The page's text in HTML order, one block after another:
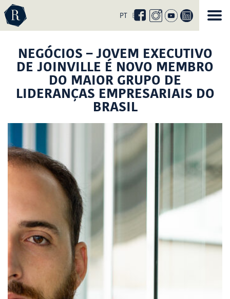
nossa
página
no
PT EN
NEGÓCIOS – JOVEM EXECUTIVO
DE JOINVILLE É NOVO MEMBRO
DO MAIOR GRUPO DE
LIDERANÇAS EMPRESARIAIS DO
BRASIL